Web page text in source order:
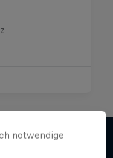
notwendige